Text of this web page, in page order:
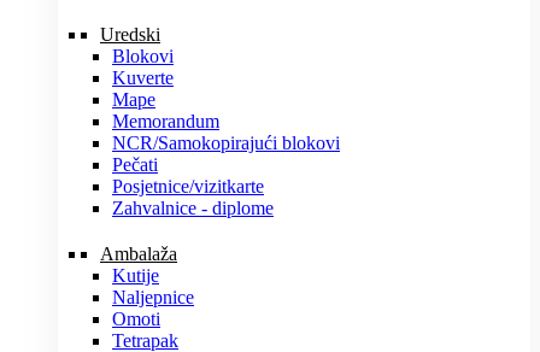
Uredski
Blokovi
Kuverte
Mape
Memorandum
NCR/Samokopirajući blokovi
Pečati
Posjetnice/vizitkarte
Zahvalnice - diplome
Ambalaža
Kutije
Naljepnice
Omoti
Tetrapak